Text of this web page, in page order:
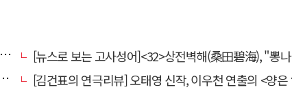
[뉴스로 보는 고사성어]<32>상전벽해(桑田碧海), "뽕나무밭이 푸른 바다가 되었다."
[김건표의 연극리뷰] 오태영 신작, 이우천 연출의 <양은 양순하다>"국민을 온순한 양으로 길들이는 전체주의적 정치의 알레고리"